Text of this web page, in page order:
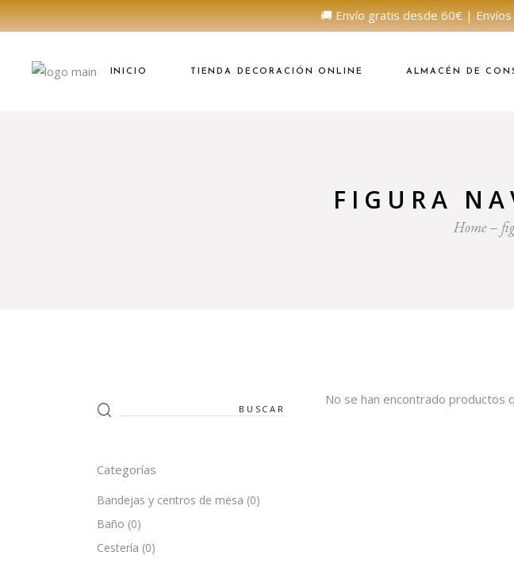
🚚 Envío gratis desde 60€ |
INICIO TIENDA DECORACIÓN ONLINE ALMACÉN DE
FIGURA
Home
No se han encontrado productos
Search
for:
Categorías
Bandejas y centros de mesa (0)
Baño (0)
Cestería (0)